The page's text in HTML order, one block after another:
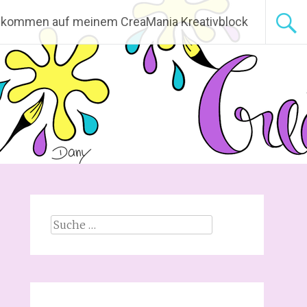
auf meinem CreaMania Kreativblock
Suche